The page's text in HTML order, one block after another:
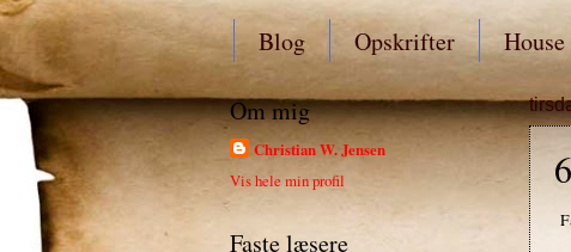
Blog Opskrifter
Om mig
Christian W. Jensen
Vis hele min profil
Faste læsere